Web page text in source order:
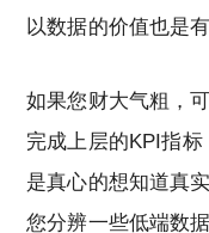
以数据的价值也是有
如果您财大气粗，
完成上层的KPI指
是真心的想知道真
您分辨一些低端数据